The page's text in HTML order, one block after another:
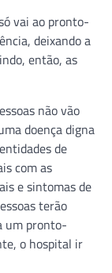
vai ao pronto-
deixando a
então, as
não vão
doença digna
de
com as
e sintomas de
terão
um pronto-
o hospital ir